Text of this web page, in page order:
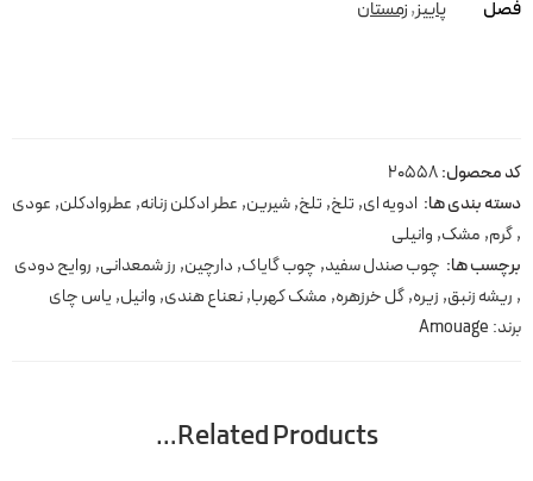
فصل پاییز,زمستان
کد محصول:20558
دسته بندی ها: ادویه ای, تلخ, تلخ,شیرین, عطر ادکلن زنانه, عطروادکلن, عودی
,گرم, مشک, وانیلی
برچسب ها: چوب صندل سفید, چوب گایاک, دارچین, رز شمعدانی, روایح دودی
, ریشه زنبق, زیره,گل خرزهره, مشک کهربا,نعناع هندی, وانیل, یاس چای
برند: Amouage
Related Products…